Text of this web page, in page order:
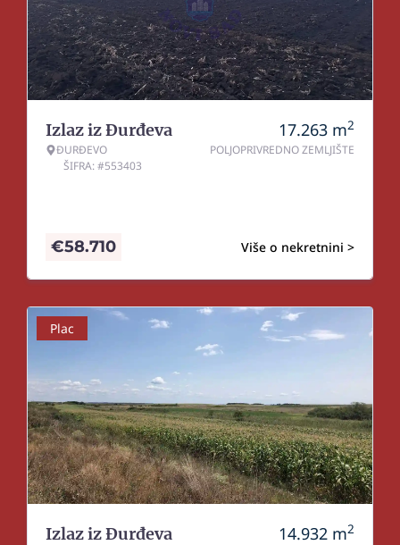
Izlaz iz Đurđeva
ĐURĐEVO
ŠIFRA: #553403
17.263 m2
POLJOPRIVREDNO ZEMLJIŠTE
Više o nekretnini >
€58.710
Plac
Izlaz iz Đurđeva 14.932 m2